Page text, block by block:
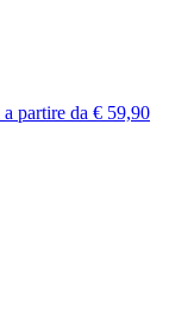
a partire da € 59,90